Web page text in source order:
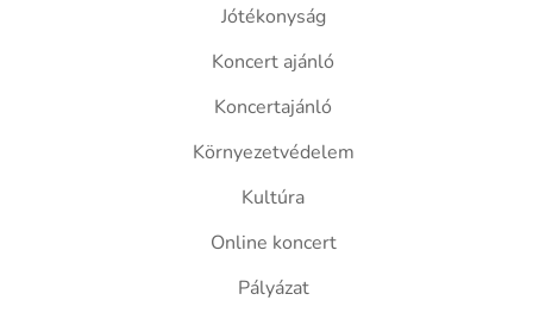
Jótékonyság
Koncert ajánló
Koncertajánló
Környezetvédelem
Kultúra
Online koncert
Pályázat